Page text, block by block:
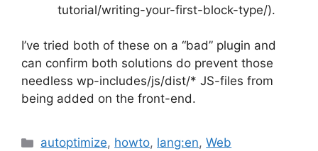
tutorial/writing-your-first-block-type/).
I’ve tried both of these on a “bad” plugin and
can confirm both solutions do prevent those
needless wp-includes/js/dist/* JS-files from
being added on the front-end.
Categories
autoptimize, howto, lang:en,Web